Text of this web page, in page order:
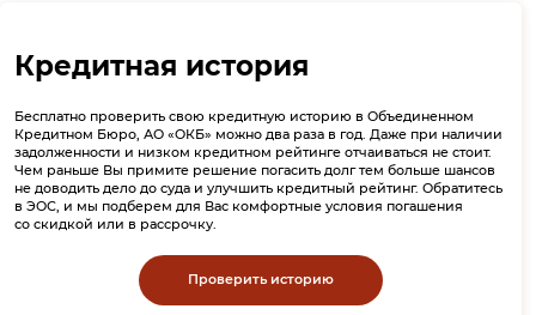
Кредитная история
Бесплатно проверить свою кредитную историю в Объединенном
Кредитном Бюро, АО «ОКБ» можно два раза в год. Даже при наличии
задолженности и низком кредитном рейтинге отчаиваться не стоит.
Чем раньше Вы примите решение погасить долг тем больше шансов
не доводить дело до суда и улучшить кредитный рейтинг. Обратитесь
в ЭОС, и мы подберем для Вас комфортные условия погашения
со скидкой или в рассрочку.
Проверить историю